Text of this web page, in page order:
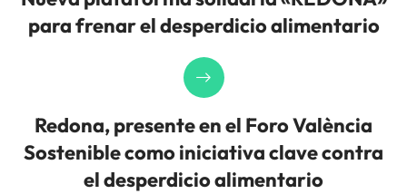
para frenar el desperdicio alimentario
Redona, presente en el Foro València
Sostenible como iniciativa clave contra
el desperdicio alimentario